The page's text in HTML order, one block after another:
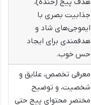
جذابیت بصری با
ایموجی‌های شاد و
هدفمندی برای ایجاد
حس خوب.
معرفی تخصص، علایق و
شخصیت، و توضیح
مختصر محتوای پیج حتی